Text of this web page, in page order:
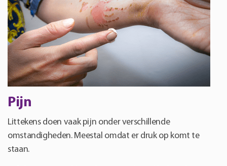
Pijn
Littekens doen vaak pijn onder verschillende
omstandigheden. Meestal omdat er druk op komt te
staan.